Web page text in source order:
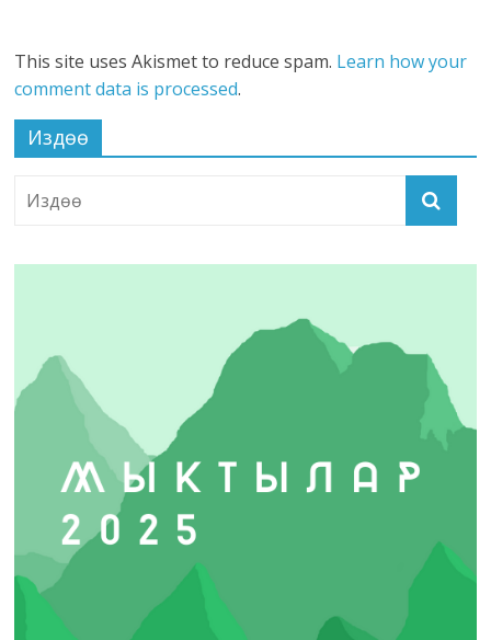
This site uses Akismet to reduce spam. Learn how your
comment data is processed.
Издөө